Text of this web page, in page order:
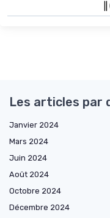
Les articles par
Janvier 2024
Mars 2024
Juin 2024
Août 2024
Octobre 2024
Décembre 2024